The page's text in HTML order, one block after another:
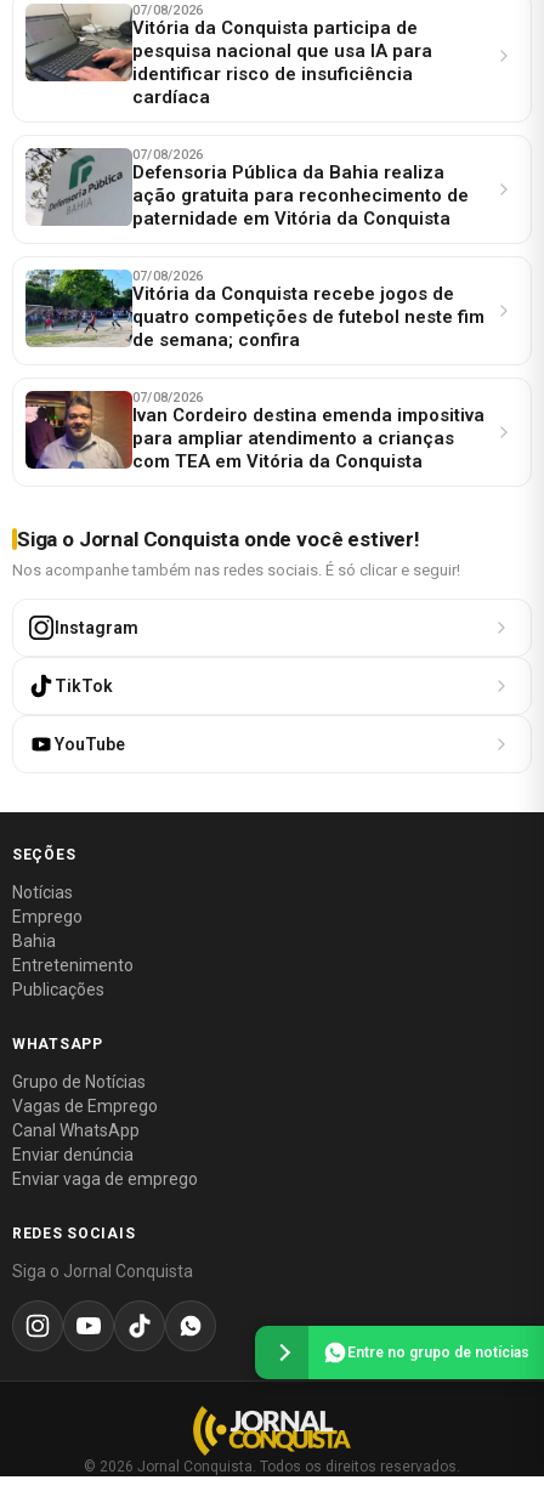
07/08/2026
Vitória da Conquista participa de
pesquisa nacional que usa IA para
identificar risco de insuficiência
cardíaca
07/08/2026
Defensoria Pública da Bahia realiza
ação gratuita para reconhecimento de
paternidade em Vitória da Conquista
07/08/2026
Vitória da Conquista recebe jogos de
quatro competições de futebol neste fim
de semana; confira
07/08/2026
Ivan Cordeiro destina emenda impositiva
para ampliar atendimento a crianças
com TEA em Vitória da Conquista
Siga o Jornal Conquista onde você estiver!
Nos acompanhe também nas redes sociais. É só clicar e seguir!
Instagram
TikTok
YouTube
SEÇÕES
Notícias
Emprego
Bahia
Entretenimento
Publicações
WHATSAPP
Grupo de Notícias
Vagas de Emprego
Canal WhatsApp
Enviar denúncia
Enviar vaga de emprego
REDES SOCIAIS
Siga o Jornal Conquista
© 2026 Jornal Conquista. Todos os direitos reservados.
Entre no grupo de notícias